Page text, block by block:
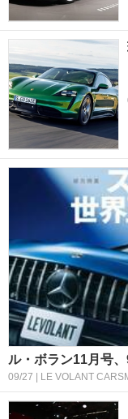
ル・ボラン11月号
09/27 | LE VOLANT